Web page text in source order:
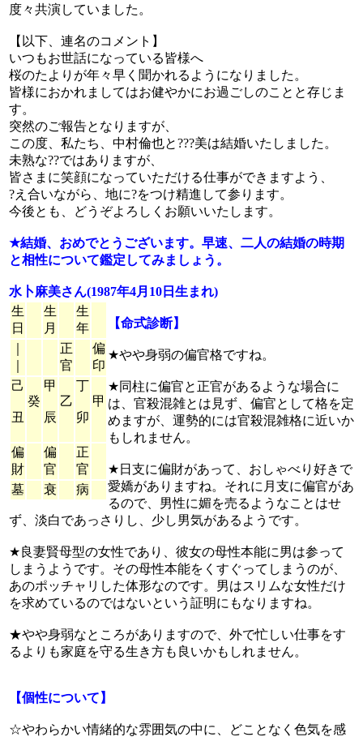
度々共演していました。
【以下、連名のコメント】
いつもお世話になっている皆様へ
桜のたよりが年々早く聞かれるようになりました。
皆様におかれましてはお健やかにお過ごしのことと存じま
す。
突然のご報告となりますが、
この度、私たち、中村倫也と???美は結婚いたしました。
未熟な??ではありますが、
皆さまに笑顔になっていただける仕事ができますよう、
?え合いながら、地に?をつけ精進して参ります。
今後とも、どうぞよろしくお願いいたします。
★結婚、おめでとうございます。早速、二人の結婚の時期
と相性について鑑定してみましょう。
水卜麻美さん(1987年4月10日生まれ)
生
日
生
月
生
年
正
官
偏
印
己
丑
癸
甲
辰
乙
丁
卯
甲
偏
財
偏
官
正
官
墓
衰 病
【命式診断】
★やや身弱の偏官格ですね。
★同柱に偏官と正官があるような場合に
は、官殺混雑とは見ず、偏官として格を定
めますが、運勢的には官殺混雑格に近いか
もしれません。
★日支に偏財があって、おしゃべり好きで
愛嬌がありますね。それに月支に偏官があ
るので、男性に媚を売るようなことはせ
ず、淡白であっさりし、少し男気があるようです。
★良妻賢母型の女性であり、彼女の母性本能に男は参って
しまうようです。その母性本能をくすぐってしまうのが、
あのポッチャリした体形なのです。男はスリムな女性だけ
を求めているのではないという証明にもなりますね。
★やや身弱なところがありますので、外で忙しい仕事をす
るよりも家庭を守る生き方も良いかもしれません。
【個性について】
☆やわらかい情緒的な雰囲気の中に、どことなく色気を感